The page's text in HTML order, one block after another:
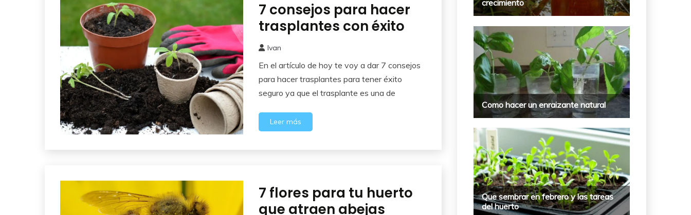
Cuidados
Huerto
7 consejos para hacer
trasplantes con éxito
diciembre,
2025
Ivan
En el artículo de hoy te voy a dar 7 consejos
para hacer trasplantes para tener éxito
seguro ya que el trasplante es una de
Leer más
Cuidados
Huerto
7 flores para tu huerto
que atraen abejas